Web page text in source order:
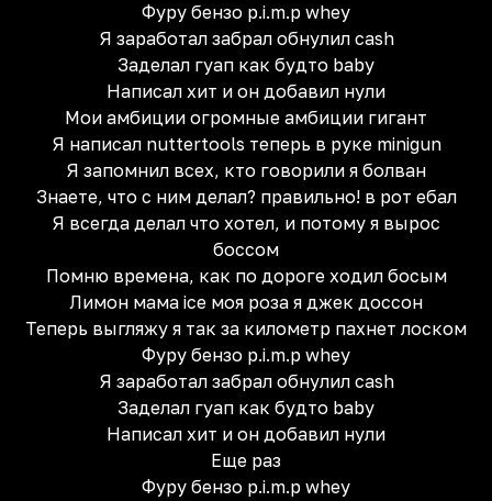
Фуру бензо p.i.m.p whey
Я заработал забрал обнулил cash
Заделал гуап как будто baby
Написал хит и он добавил нули
Мои амбиции огромные амбиции гигант
Я написал nuttertools теперь в руке minigun
Я запомнил всех, кто говорили я болван
Знаете, что с ним делал? правильно! в рот ебал
Я всегда делал что хотел, и потому я вырос
боссом
Помню времена, как по дороге ходил босым
Лимон мама ice моя роза я джек доссон
Теперь выгляжу я так за километр пахнет лоском
Фуру бензо p.i.m.p whey
Я заработал забрал обнулил cash
Заделал гуап как будто baby
Написал хит и он добавил нули
Еще раз
Фуру бензо p.i.m.p whey